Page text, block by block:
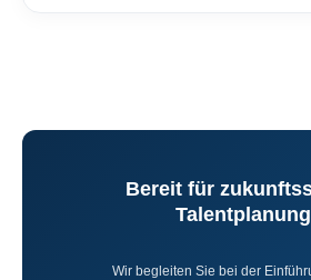
Bereit für
Wir begleiten Sie bei der